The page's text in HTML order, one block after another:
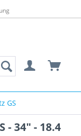
GS
- 34" - 18.4